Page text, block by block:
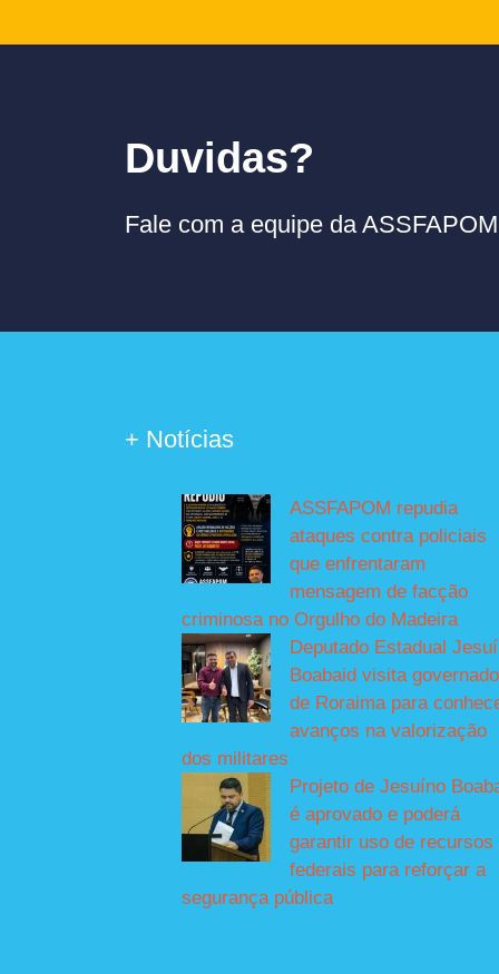
Duvidas?
Fale com a equipe da
+ Notícias
ASSFAPOM repudia
ataques contra policiais
que enfrentaram
mensagem de facção
criminosa no Orgulho do Madeira
Deputado Estadual
Boabaid visita
de Roraima para
avanços na valorização
dos militares
Projeto de Jesuíno
é aprovado e poderá
garantir uso de recursos
federais para reforçar a
segurança pública